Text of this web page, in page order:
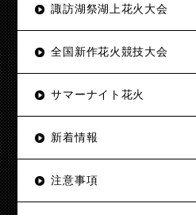
諏訪湖祭湖上花火大会
全国新作花火競技大会
サマーナイト花火
新着情報
注意事項